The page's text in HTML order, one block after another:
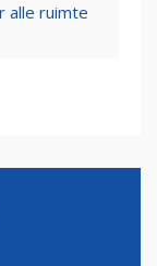
alle ruimte